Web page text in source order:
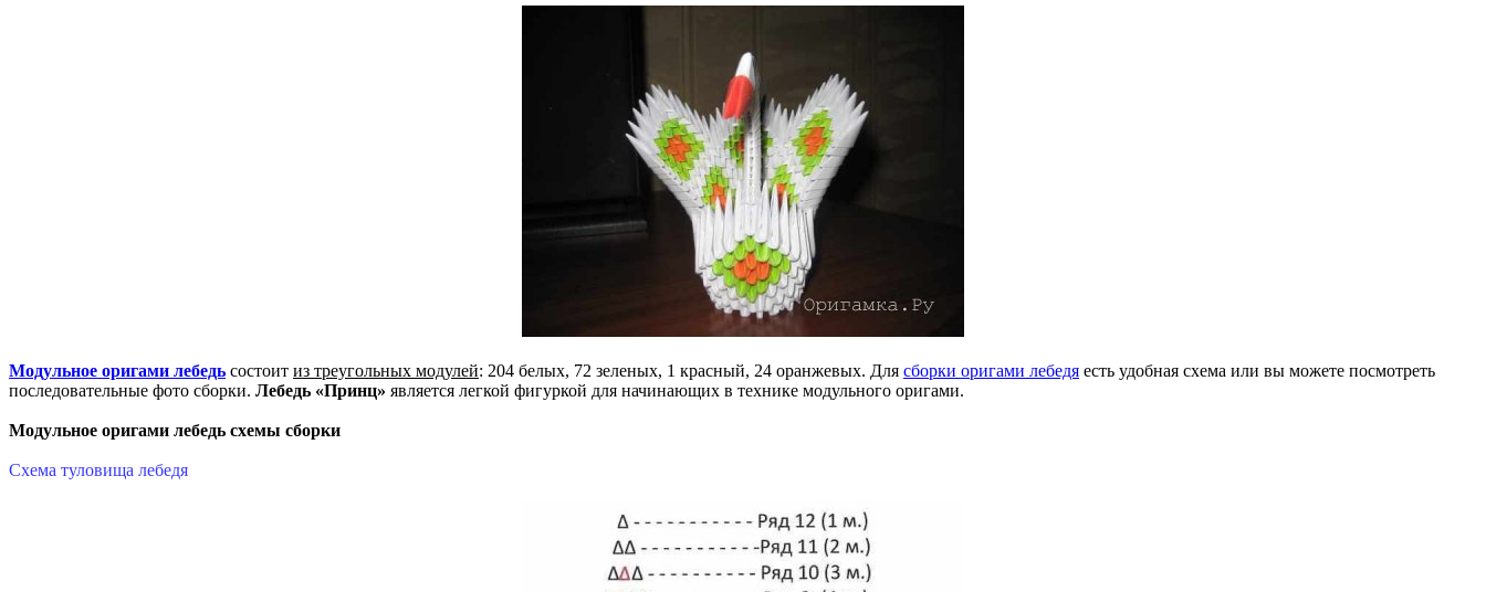
Модульное оригами лебедь состоит из треугольных модулей: 204 белых, 72 зеленых, 1 красный, 24 оранжевых. Для сборки оригами лебедя есть удобная схема или вы можете посмотреть
последовательные фото сборки. Лебедь «Принц» является легкой фигуркой для начинающих в технике модульного оригами.
Модульное оригами лебедь схемы сборки
Схема туловища лебедя